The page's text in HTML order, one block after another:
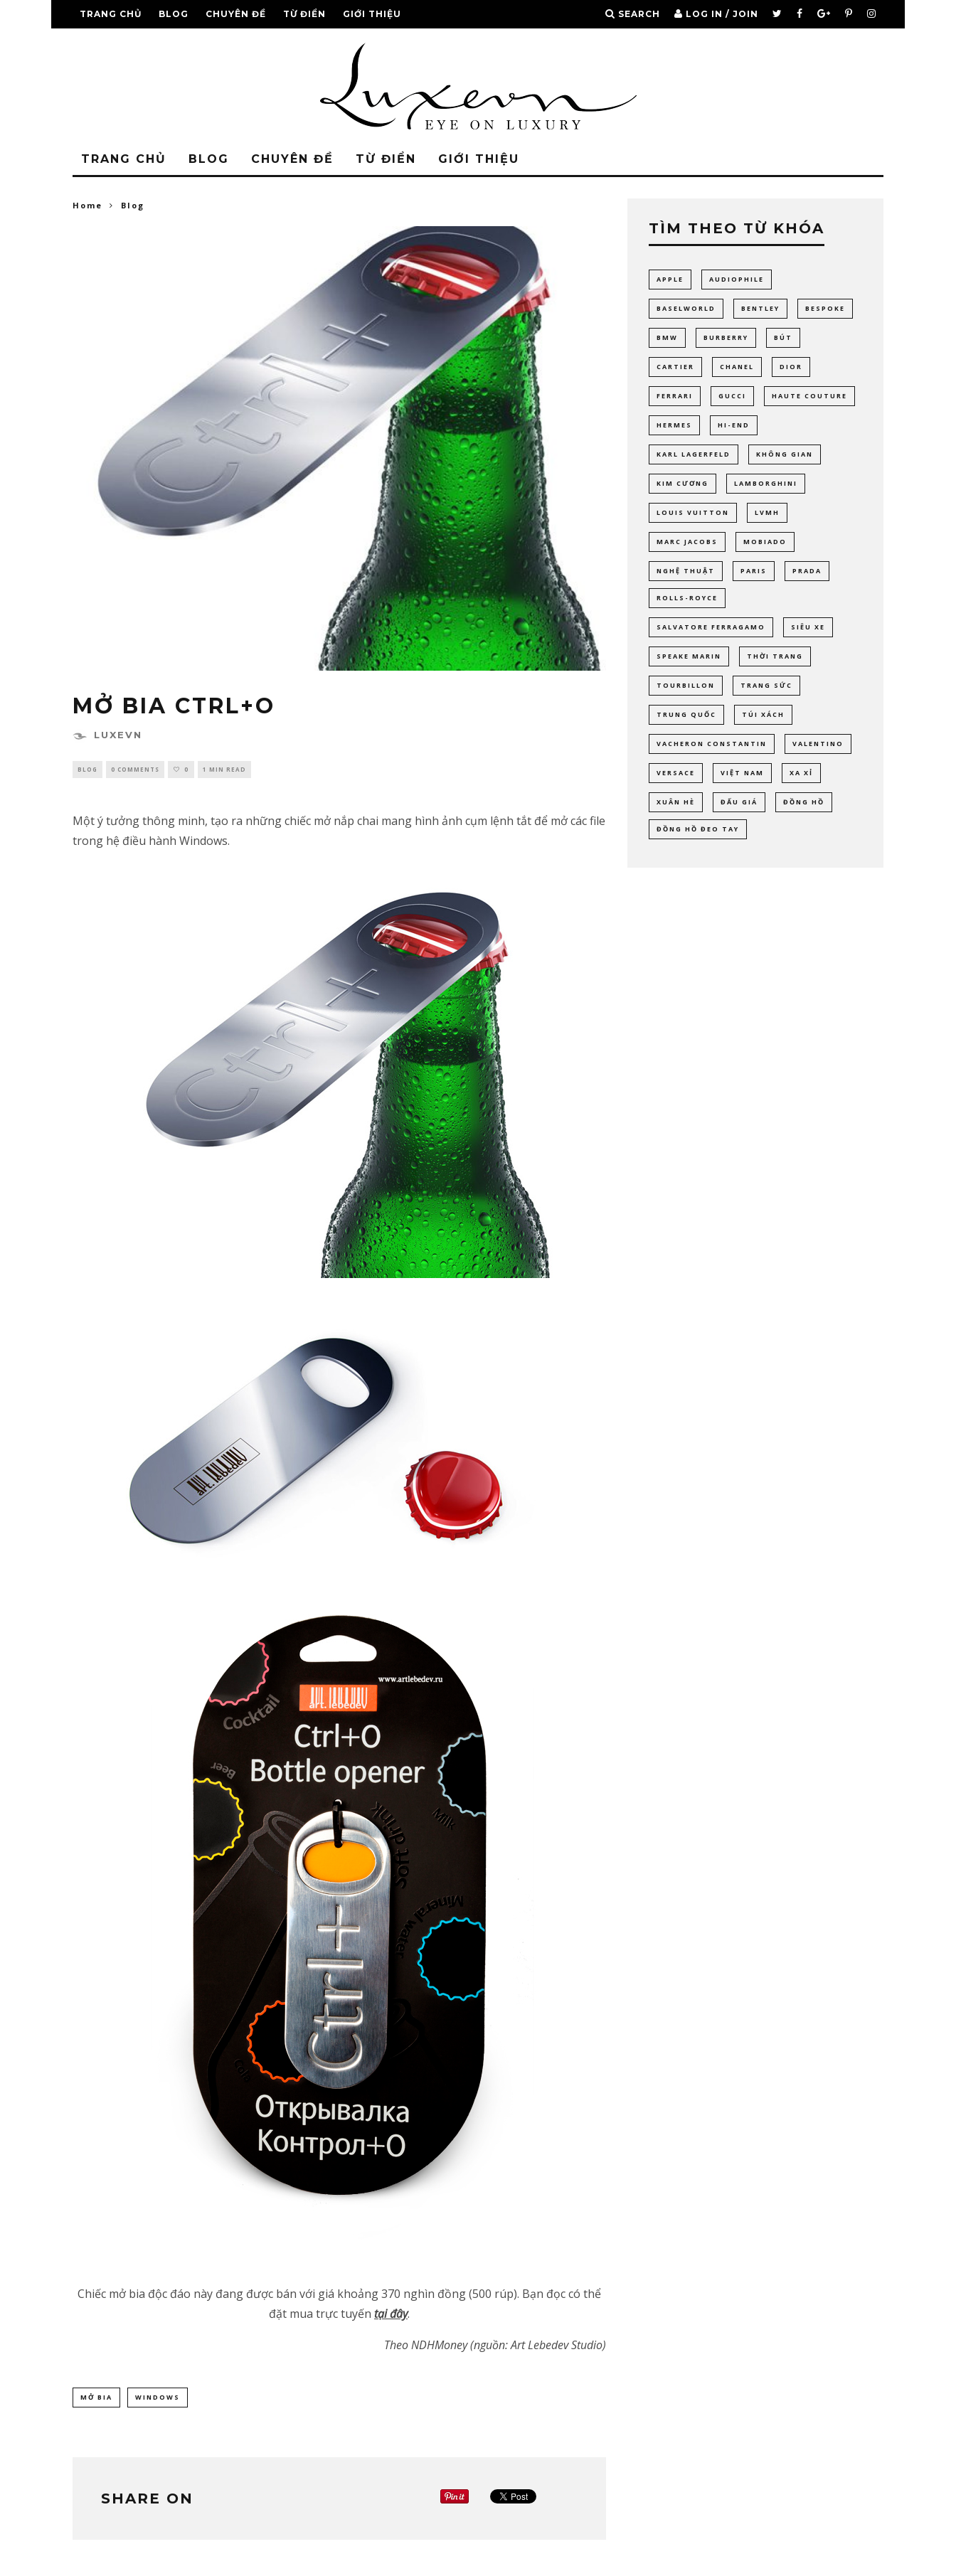
TRANG CHỦ BLOG CHUYÊN ĐỀ TỪ ĐIỂN GIỚI THIỆU SEARCH LOG IN / JOIN
TRANG CHỦ BLOG CHUYÊN ĐỀ TỪ ĐIỂN GIỚI THIỆU
Home Blog
MỞ BIA CTRL+O
LUXEVN
BLOG 0 COMMENTS 0 1 MIN READ
Một ý tưởng thông minh, tạo ra những chiếc mở nắp chai mang hình ảnh cụm lệnh tắt để mở các file
trong hệ điều hành Windows.
Chiếc mở bia độc đáo này đang được bán với giá khoảng 370 nghìn đồng (500 rúp). Bạn đọc có thể
đặt mua trực tuyến tại đây.
Theo NDHMoney (nguồn: Art Lebedev Studio)
MỞ BIA WINDOWS
SHARE ON
TÌM THEO TỪ KHÓA
APPLE AUDIOPHILE
BASELWORLD BENTLEY BESPOKE
BMW BURBERRY BÚT
CARTIER CHANEL DIOR
FERRARI GUCCI HAUTE COUTURE
HERMES HI-END
KARL LAGERFELD KHÔNG GIAN
KIM CƯƠNG LAMBORGHINI
LOUIS VUITTON LVMH
MARC JACOBS MOBIADO
NGHỆ THUẬT PARIS PRADA
ROLLS-ROYCE
SALVATORE FERRAGAMO SIÊU XE
SPEAKE MARIN THỜI TRANG
TOURBILLON TRANG SỨC
TRUNG QUỐC TÚI XÁCH
VACHERON CONSTANTIN VALENTINO
VERSACE VIỆT NAM XA XỈ
XUÂN HÈ ĐẤU GIÁ ĐỒNG HỒ
ĐỒNG HỒ ĐEO TAY